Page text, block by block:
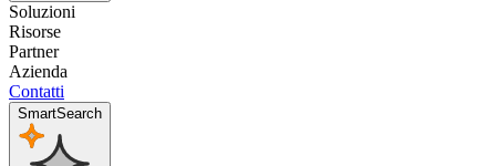
Soluzioni
Risorse
Partner
Azienda
Contatti
SmartSearch